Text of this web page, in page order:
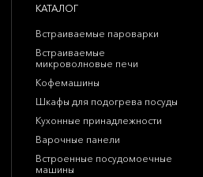
КАТАЛОГ
Встраиваемые пароварки
Встраиваемые
микроволновые печи
Кофемашины
Шкафы для подогрева посуды
Кухонные принадлежности
Варочные панели
Встроенные посудомоечные
машины